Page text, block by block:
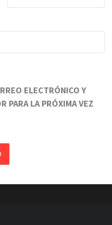
ELECTRÓNICO Y
PARA LA PRÓXIMA VEZ